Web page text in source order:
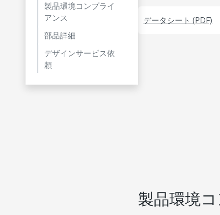
製品環境コンプライ
アンス
部品詳細
デザインサービス依
頼
データシート (PDF)
製品環境